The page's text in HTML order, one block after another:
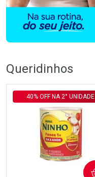
Queridinhos
40% OFF NA 2° UNIDADE
COMPRAR